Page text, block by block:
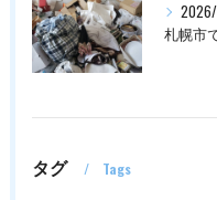
タグ Tags